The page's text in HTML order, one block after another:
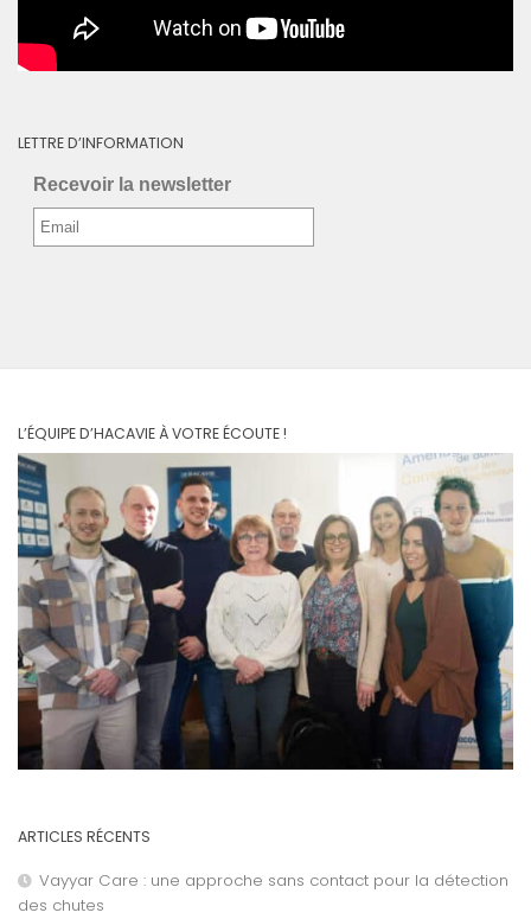
LETTRE D’INFORMATION
Recevoir la newsletter
L’ÉQUIPE D’HACAVIE À VOTRE ÉCOUTE !
ARTICLES RÉCENTS
Vayyar Care : une approche sans contact pour la détection
des chutes